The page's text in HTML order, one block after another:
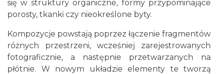
2026-08-28
15.90 km
się w struktury organiczne, formy przypominające
porosty, tkanki czy nieokreślone byty.
Kompozycje powstają poprzez łączenie fragmentów
różnych przestrzeni, wcześniej zarejestrowanych
fotograficznie, a następnie przetwarzanych na
płótnie. W nowym układzie elementy te tworzą